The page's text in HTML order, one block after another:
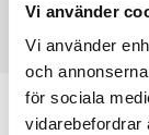
Vi använder
Vi använder
och
för sociala
vidarebefordrar
1852
Passar